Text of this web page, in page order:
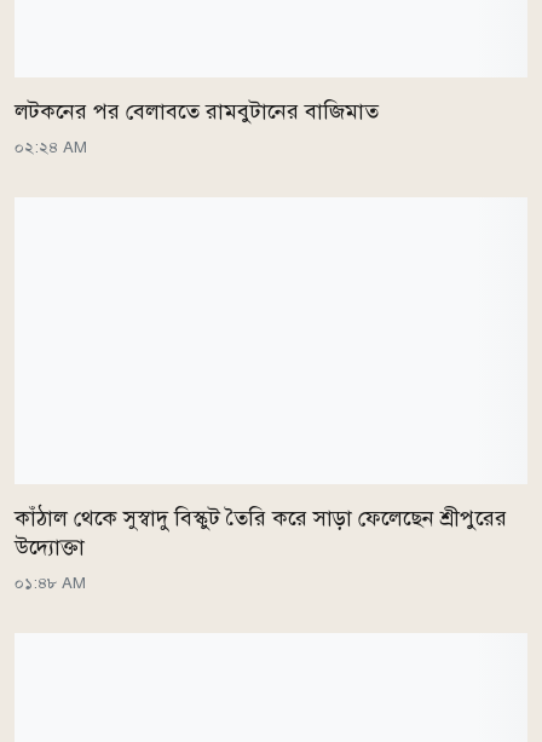
লটকনের পর বেলাবতে রামবুটানের বাজিমাত
০২:২৪ AM
কাঁঠাল থেকে সুস্বাদু বিস্কুট তৈরি করে সাড়া ফেলেছেন শ্রীপুরের
উদ্যোক্তা
০১:৪৮ AM